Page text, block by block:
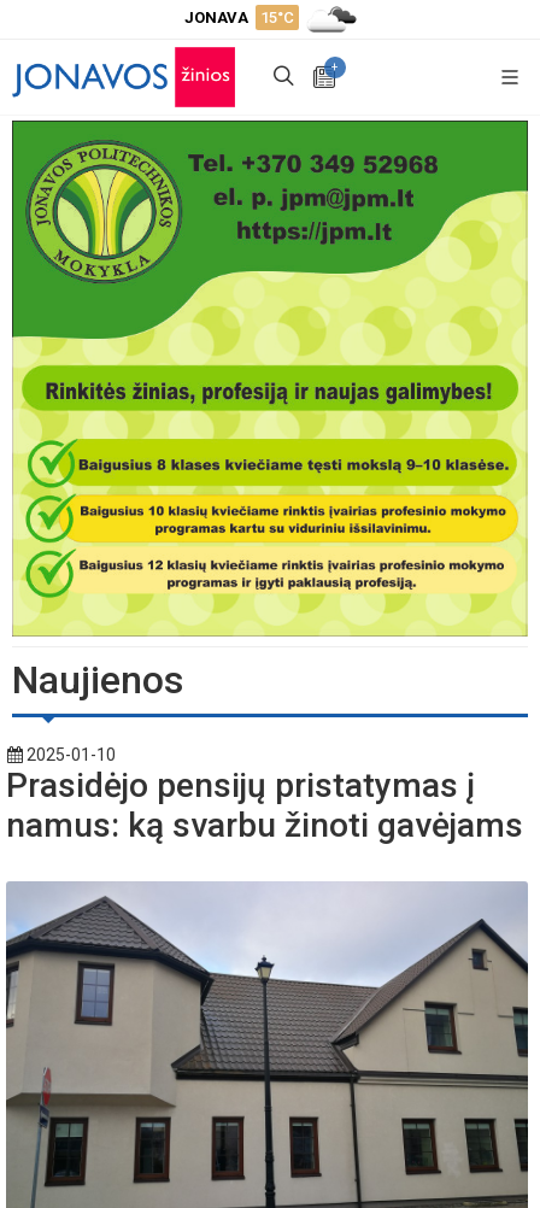
JONAVA 15°C
+
Naujienos
2025-01-10
Prasidėjo pensijų pristatymas į
namus: ką svarbu žinoti gavėjams